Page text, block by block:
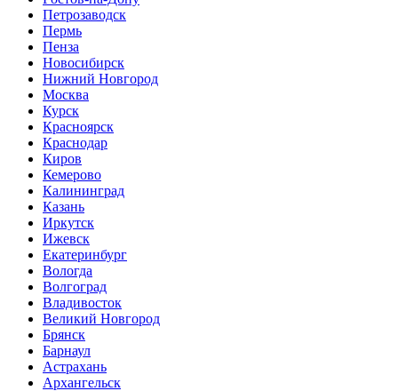
Петрозаводск
Пермь
Пенза
Новосибирск
Нижний Новгород
Москва
Курск
Красноярск
Краснодар
Киров
Кемерово
Калининград
Казань
Иркутск
Ижевск
Екатеринбург
Вологда
Волгоград
Владивосток
Великий Новгород
Брянск
Барнаул
Астрахань
Архангельск